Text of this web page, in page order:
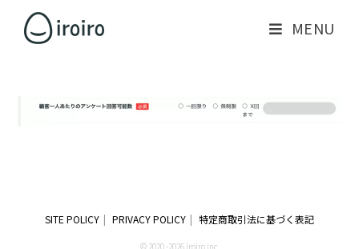
MENU
SITE POLICY PRIVACY POLICY 特定商取引法に基づく表記
© 2020 -2026 iroiro inc.